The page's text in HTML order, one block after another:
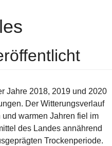
Jahre 2018, 2019 und 2020
Der Witterungsverlauf
warmen Jahren fiel im
des Landes annährend
Trockenperiode.